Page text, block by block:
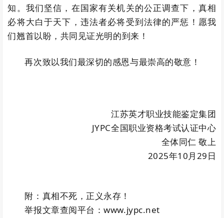
知。我们坚信，在国家有关机关的公正调查下，真相
必将大白于天下，违法者必将受到法律的严惩！愿我
们翘首以盼，共同见证光明的到来！
再次致以我们最深切的感恩与最崇高的敬意！
江苏英才职业技能鉴定集团
JYPC全国职业资格考试认证中心
全体同仁 敬上
2025年10月29日
附：真相不死，正义永存！
举报文章查阅平台：www.jypc.net